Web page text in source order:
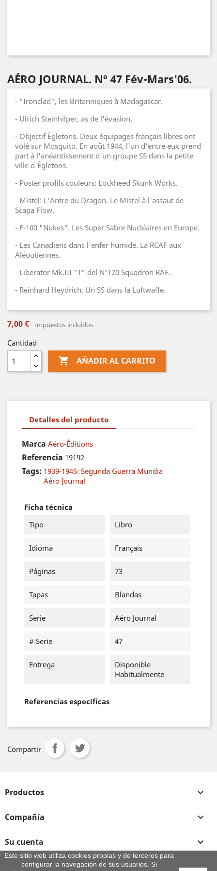
AÉRO JOURNAL. Nº 47 Fév-Mars'06.
- "Ironclad", les Britanniques à Madagascar.
- Ulrich Steinhilper, as de l'évasion.
- Objectif Égletons. Deux équipages français libres ont
volé sur Mosquito. En août 1944, l'un d'entre eux prend
part à l'anéantissement d'un groupe SS dans la petite
ville d'Égletons.
- Poster profils couleurs: Lockheed Skunk Works.
- Mistel: L'Antre du Dragon. Le Mistel à l'assaut de
Scapa Flow.
- F-100 "Nukes". Les Super Sabre Nucléaires en Europe.
- Les Canadiens dans l'enfer humide. La RCAF aux
Aléoutiennes.
- Liberator Mk.III "T" del Nº120 Squadron RAF.
- Reinhard Heydrich. Un SS dans la Luftwaffe.
7,00 € Impuestos incluidos
Cantidad
 AÑADIR AL CARRITO
Detalles del producto
Marca Aéro-Éditions
Referencia 19192
Tags: 1939-1945: Segunda Guerra Mundia
Aéro Journal
Ficha técnica
Tipo
Libro
Idioma Français
Páginas 73
Tapas Blandas
Serie Aéro Journal
# Serie 47
Entrega
Disponible
Habitualmente
Referencias específicas
Compartir
Productos 
Compañía 
Su cuenta 
Información de la tienda
Este sitio web utiliza cookies propias y de terceros para
configurar la navegación de sus usuarios. Si